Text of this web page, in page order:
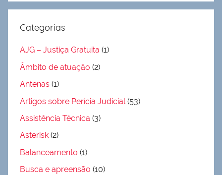
Categorias
AJG – Justiça Gratuita (1)
Âmbito de atuação (2)
Antenas (1)
Artigos sobre Perícia Judicial (53)
Assistência Técnica (3)
Asterisk (2)
Balanceamento (1)
Busca e apreensão (10)